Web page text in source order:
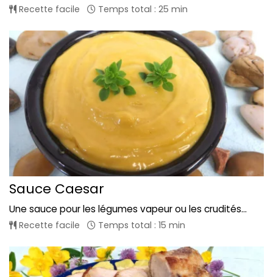
Recette facile Temps total : 25 min
Sauce Caesar
Une sauce pour les légumes vapeur ou les crudités...
Recette facile Temps total : 15 min